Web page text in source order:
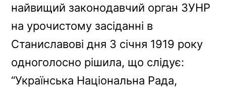
найвищий законодавчий орган ЗУНР
на урочистому засіданні в
Станиславові дня 3 січня 1919 року
одноголосно рішила, що слідує:
“Українська Національна Рада,